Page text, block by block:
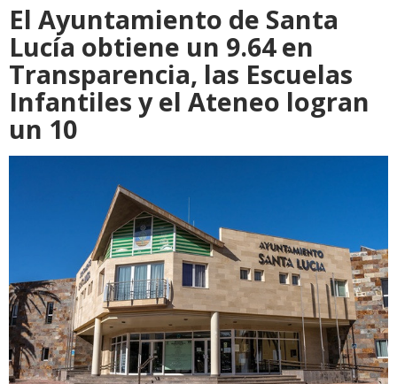
El Ayuntamiento de Santa
Lucía obtiene un 9.64 en
Transparencia, las Escuelas
Infantiles y el Ateneo logran
un 10